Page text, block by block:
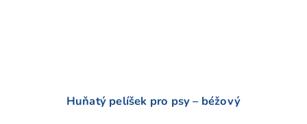
Huňatý pelíšek pro psy – béžový